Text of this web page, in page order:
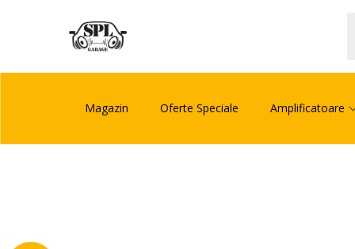
Magazin Oferte Speciale Amplificatoare